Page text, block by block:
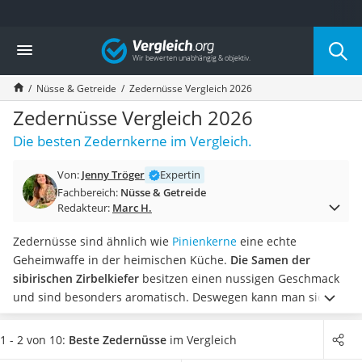
Die beliebtesten Vergleiche nach Kategorie
Lebensmittel
Schwarzkümmelöl
Knäckebrot
Schwarzkümmelöl-Kapseln
Manukahonig
Eiklar
Balsamico-Essig
Schwarzkümmelöl bio
Honig
Gemüsebrühe
Eiskaffee-Pulver
Irischer Whiskey
Grapefruitkernextrakt
Matcha-Set
Vergleich
Nüsse & Getreide Zedernüsse Vergleich 2026
Zedernüsse Vergleich 2026
Die besten Zedernkerne im Vergleich.
Von: Jenny Tröger
Expertin
Fachbereich: Nüsse & Getreide
Redakteur: Marc H.
Zedernüsse sind ähnlich wie Pinienkerne eine echte
Geheimwaffe in der heimischen Küche. Die Samen der
sibirischen Zirbelkiefer besitzen einen nussigen Geschmack
und sind besonders aromatisch. Deswegen kann man sie
äußerst vielfältig beim Kochen einsetzen. Dankihres hohen
Fett- und Eiweißanteilssind Zedernüsse sehr beliebt
1 - 2 von 10: Beste Zedernüsse im Vergleich